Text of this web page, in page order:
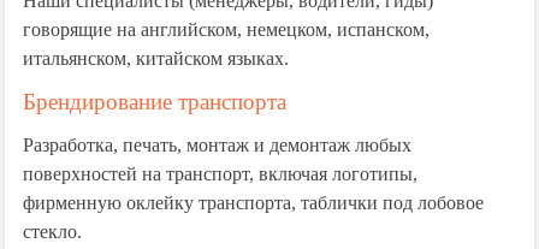
говорящие на английском, немецком, испанском,
итальянском, китайском языках.
Брендирование транспорта
Разработка, печать, монтаж и демонтаж любых
поверхностей на транспорт, включая логотипы,
фирменную оклейку транспорта, таблички под лобовое
стекло.